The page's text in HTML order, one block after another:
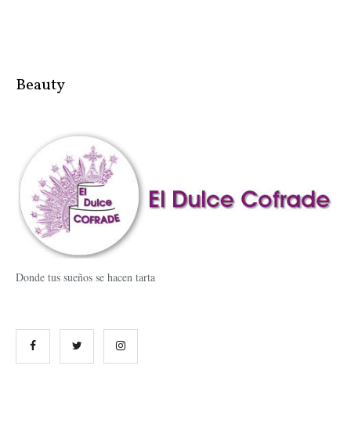
Beauty
Donde tus sueños se hacen tarta